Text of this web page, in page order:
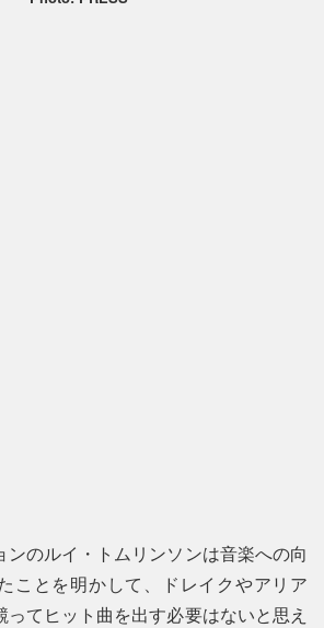
ンのルイ・トムリンソンは音楽への向
ことを明かして、ドレイクやアリア
てヒット曲を出す必要はないと思え